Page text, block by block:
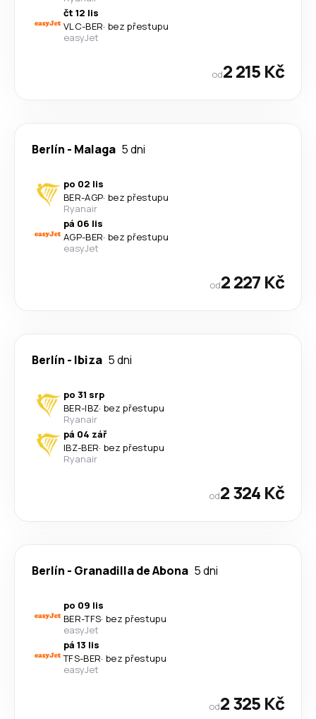
čt 12 lis
VLC-BER· bez přestupu
easyJet
od2 215 Kč
Berlín - Malaga 5 dni
po 02 lis
BER-AGP· bez přestupu
Ryanair
pá 06 lis
AGP-BER· bez přestupu
easyJet
od2 227 Kč
Berlín - Ibiza 5 dni
po 31 srp
BER-IBZ· bez přestupu
Ryanair
pá 04 zář
IBZ-BER· bez přestupu
Ryanair
od2 324 Kč
Berlín - Granadilla de Abona 5 dni
po 09 lis
BER-TFS· bez přestupu
easyJet
pá 13 lis
TFS-BER· bez přestupu
easyJet
od2 325 Kč